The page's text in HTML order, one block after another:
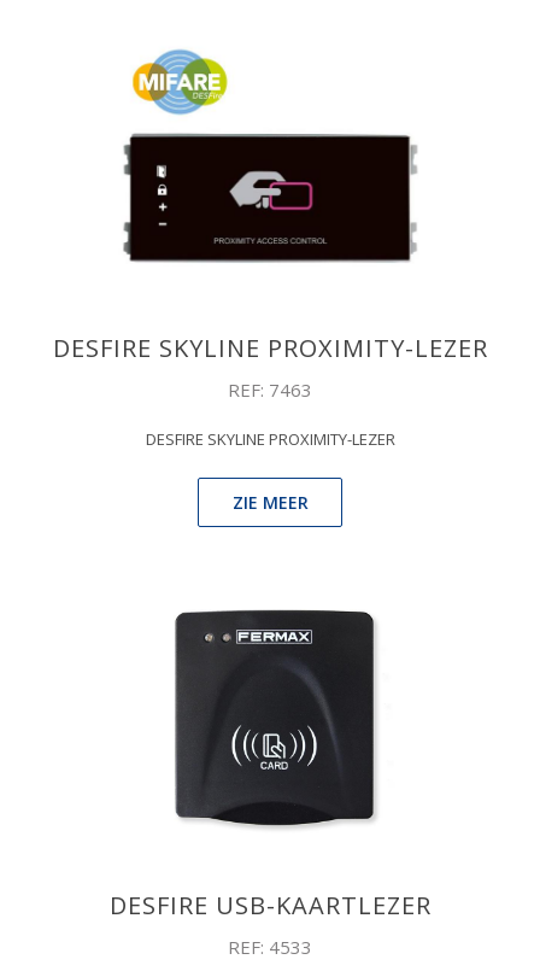
DESFIRE SKYLINE PROXIMITY-LEZER
REF: 7463
DESFIRE SKYLINE PROXIMITY-LEZER
ZIE MEER
DESFIRE USB-KAARTLEZER
REF: 4533